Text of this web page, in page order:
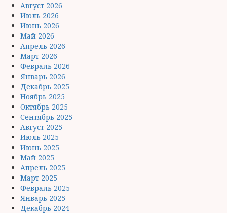
Август 2026
Июль 2026
Июнь 2026
Май 2026
Апрель 2026
Март 2026
Февраль 2026
Январь 2026
Декабрь 2025
Ноябрь 2025
Октябрь 2025
Сентябрь 2025
Август 2025
Июль 2025
Июнь 2025
Май 2025
Апрель 2025
Март 2025
Февраль 2025
Январь 2025
Декабрь 2024